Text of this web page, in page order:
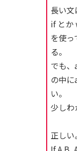
長い文
if とか
を使
る。
でも
の中
い。
少しわ
正しい。